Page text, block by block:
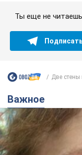
Ты еще не
Две стены
Важное